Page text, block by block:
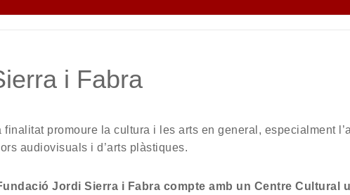
i Fabra
promoure la cultura i les arts en general, especialment
audiovisuals i d’arts plàstiques.
Jordi Sierra i Fabra compte amb un Centre Cultural